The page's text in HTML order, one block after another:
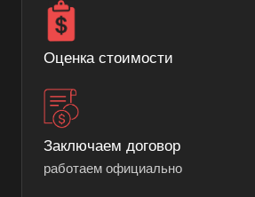
Оценка стоимости
Заключаем договор
работаем официально